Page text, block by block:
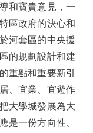
和寶貴意見，一
區政府的決心和
河套區的中央援
的規劃設計和建
重點和重要新引
、宜業、宜遊作
大學城發展為大
是一份方向性、